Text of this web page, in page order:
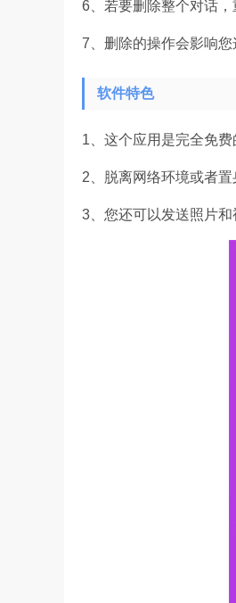
6、若要删除整个对话，
7、删除的操作会影响您
软件特色
1、这个应用是完全免
2、脱离网络环境或者
3、您还可以发送照片